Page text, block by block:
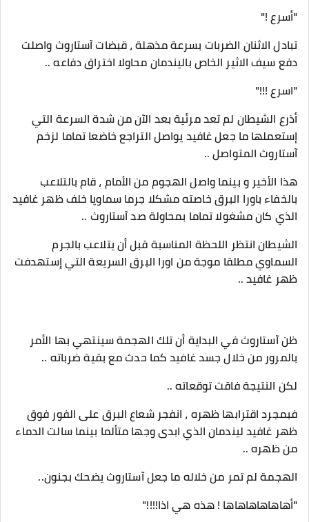
"أسرع !"
تبادل الاثنان الضربات بسرعة مذهلة ، قبضات آستاروث واصلت
دفع سيف الاثير الخاص باليندمان محاولا اختراق دفاعه ..
"اسرع !!!"
أذرع الشيطان لم تعد مرئية بعد الآن من شدة السرعة التي
إستعملها ما جعل غافيد يواصل التراجع خاضعا تماما لزخم
آستاروث المتواصل ..
هذا الأخير و بينما واصل الهجوم من الأمام ، قام بالتلاعب
بالخفاء باورا البرق خاصته مشكلا جرما سماويا خلف ظهر غافيد
الذي كان مشغولا تماما بمحاولة صد آستاروث ..
الشيطان انتظر اللحظة المناسبة قبل أن يتلاعب بالجرم
السماوي مطلقا موجة من اورا البرق السريعة التي إستهدفت
ظهر غافيد ..
ظن آستاروث في البداية أن تلك الهجمة سينتهي بها الأمر
بالمرور من خلال جسد غافيد كما حدث مع بقية ضرباته ..
لكن النتيجة فاقت توقعاته ..
فبمجرد اقترابها ظهره ، انفجر شعاع البرق على الفور فوق
ظهر غافيد ليندمان الذي ابدى وجها متألما بينما سالت الدماء
من ظهره ..
الهجمة لم تمر من خلاله ما جعل آستاروث يضحك بجنون..
"أهاهاهاهاهاها ! هذه هي اذا!!!!"